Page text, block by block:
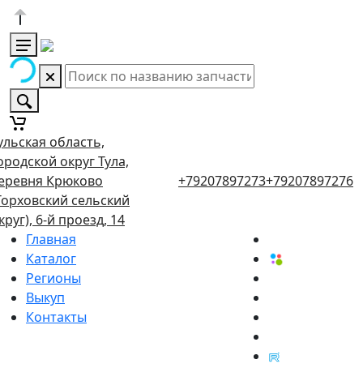
область,
округ Тула,
Крюково
сельский
6-й проезд, 14
+79207897273+79207897276
Главная
Каталог
Регионы
Выкуп
Контакты